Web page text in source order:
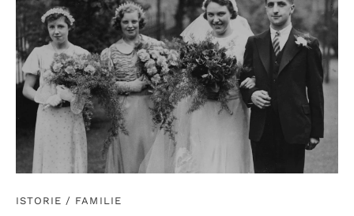
ISTORIE / FAMILIE